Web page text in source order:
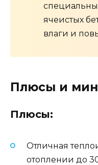
ячеистых
влаги и
Плюсы и
Плюсы:
Отличная
отоплении до